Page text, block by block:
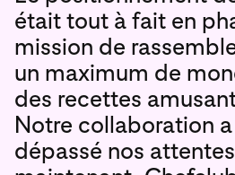
était tout à fait en
mission de
un maximum de
des recettes
Notre collaboration
dépassé nos